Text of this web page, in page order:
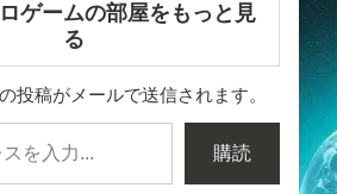
ゲームの部屋をもっと見
る
投稿がメールで送信されます。
購読